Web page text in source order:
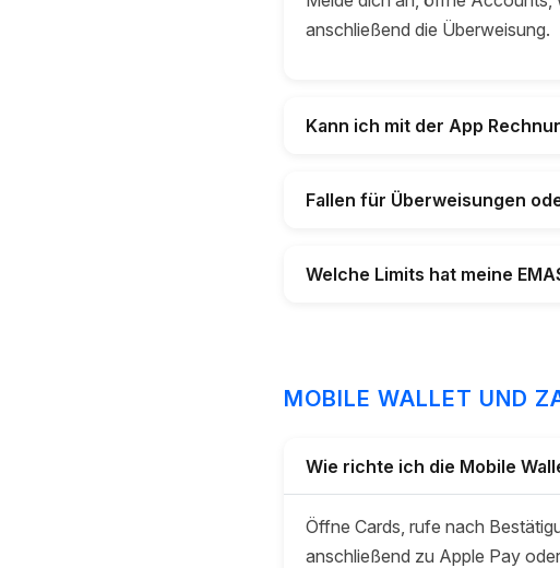
anschließend die Überweisung.
Kann ich mit der App
Fallen für Überweisungen
Welche Limits hat meine
MOBILE WALLET UND
Wie richte ich die Mobile
Öffne Cards, rufe nach
anschließend zu Apple Pay